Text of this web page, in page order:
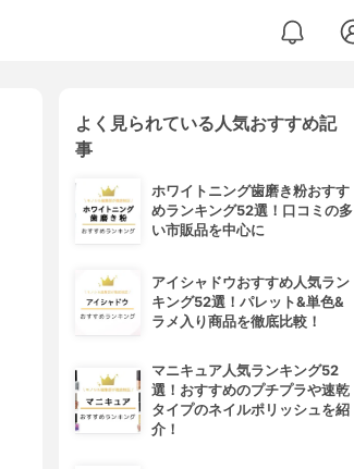
よく見られている人気おすすめ記
事
ホワイトニング歯磨き粉おすす
めランキング52選！口コミの多
い市販品を中心に
アイシャドウおすすめ人気ラン
キング52選！パレット&単色&
ラメ入り商品を徹底比較！
マニキュア人気ランキング52
選！おすすめのプチプラや速乾
タイプのネイルポリッシュを紹
介！